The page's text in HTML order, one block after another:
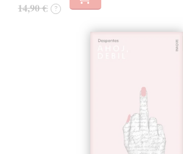
14,90 € ?